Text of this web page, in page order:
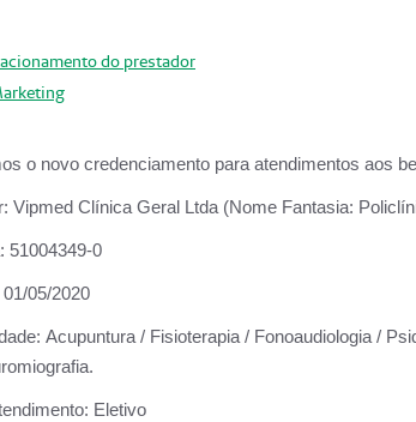
do prestador
o novo credenciamento para atendimentos aos
Vipmed Clínica Geral Ltda (Nome Fantasia:
51004349-0
01/05/2020
Acupuntura / Fisioterapia / Fonoaudiologia /
Eletivo